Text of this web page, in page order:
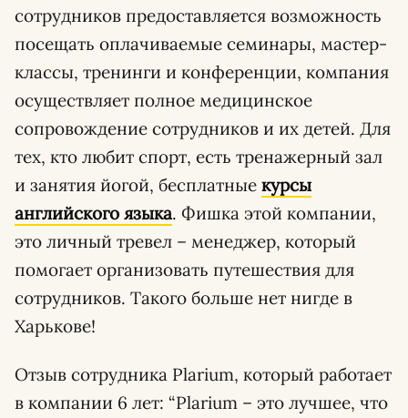
сотрудников предоставляется возможность
посещать оплачиваемые семинары, мастер-
классы, тренинги и конференции, компания
осуществляет полное медицинское
сопровождение сотрудников и их детей. Для
тех, кто любит спорт, есть тренажерный зал
и занятия йогой, бесплатные курсы
английского языка. Фишка этой компании,
это личный тревел – менеджер, который
помогает организовать путешествия для
сотрудников. Такого больше нет нигде в
Харькове!
Отзыв сотрудника Plarium, который работает
в компании 6 лет: “Plarium – это лучшее, что